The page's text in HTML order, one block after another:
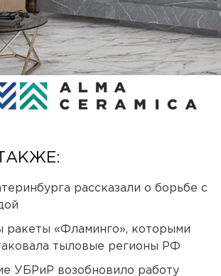
рассказали о борьбе с
ракеты «Фламинго», которыми
тыловые регионы РФ
УБРиР возобновило работу